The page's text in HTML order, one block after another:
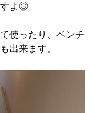
すよ◎
使ったり、ベンチ
出来ます。